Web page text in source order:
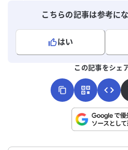
こちらの記事は参考に
はい
こちらは送信専用のフォームです。
この記事をシェ